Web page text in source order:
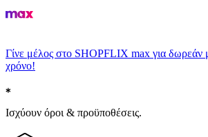
Γίνε μέλος στο SHOPFLIX max για δωρεάν
χρόνο!
Ισχύουν όροι & προϋποθέσεις.